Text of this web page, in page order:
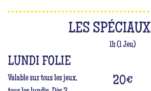
LES SPÉCIAUX
1h (1 Jeu)
LUNDI FOLIE
Valable sur tous les jeux,
20€